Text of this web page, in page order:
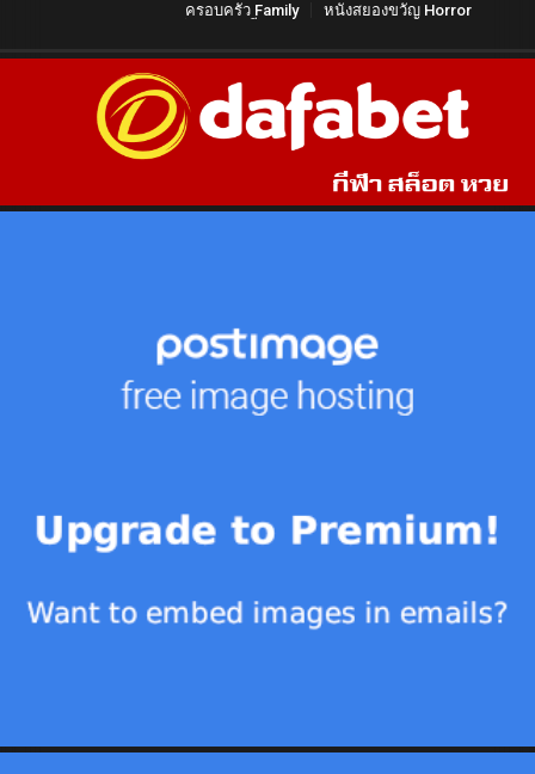
ครอบครัว Family
หนังสยองขวัญ Horror